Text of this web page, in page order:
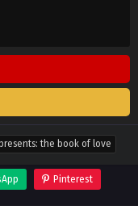
the book of love
Pinterest